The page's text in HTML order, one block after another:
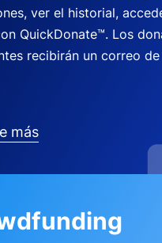
ver el historial,
QuickDonate™. Los
recibirán un correo
más